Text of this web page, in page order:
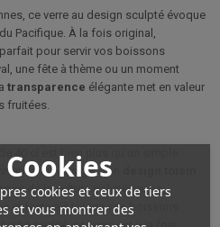
cookies et ceux de tiers
et vous montrer des
ce verre au design sculpté évoque
Pacifique. À la fois original,
parfait pour servir vos boissons
une fête à thème ou un moment
transparence élégante met en valeur
fruitées.
au voyage. Son
de la culture polynésienne,
et festive à toutes vos boissons.